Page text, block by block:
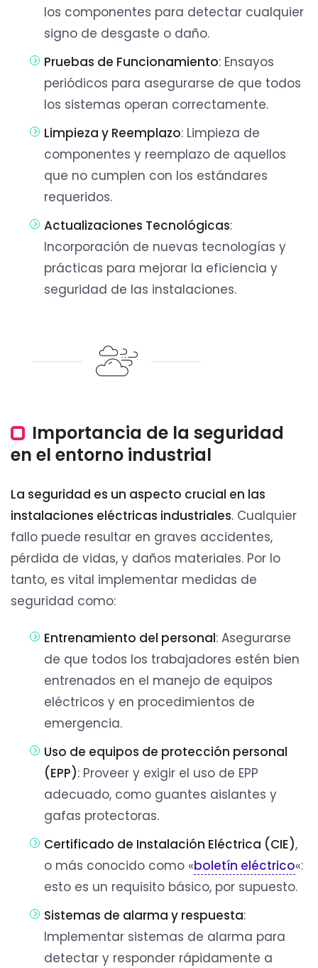
los componentes para detectar cualquier
signo de desgaste o daño.
Pruebas de Funcionamiento: Ensayos
periódicos para asegurarse de que todos
los sistemas operan correctamente.
Limpieza y Reemplazo: Limpieza de
componentes y reemplazo de aquellos
que no cumplen con los estándares
requeridos.
Actualizaciones Tecnológicas:
Incorporación de nuevas tecnologías y
prácticas para mejorar la eficiencia y
seguridad de las instalaciones.
Importancia de la seguridad
en el entorno industrial
La seguridad es un aspecto crucial en las
instalaciones eléctricas industriales. Cualquier
fallo puede resultar en graves accidentes,
pérdida de vidas, y daños materiales. Por lo
tanto, es vital implementar medidas de
seguridad como:
Entrenamiento del personal: Asegurarse
de que todos los trabajadores estén bien
entrenados en el manejo de equipos
eléctricos y en procedimientos de
emergencia.
Uso de equipos de protección personal
(EPP): Proveer y exigir el uso de EPP
adecuado, como guantes aislantes y
gafas protectoras.
Certificado de Instalación Eléctrica (CIE),
o más conocido como «boletín eléctrico«:
esto es un requisito básico, por supuesto.
Sistemas de alarma y respuesta:
Implementar sistemas de alarma para
detectar y responder rápidamente a